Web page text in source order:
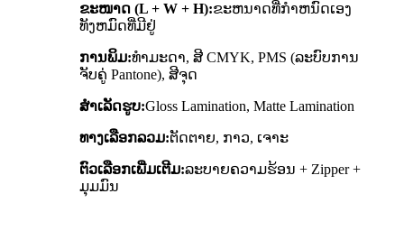
ຂະໜາດ (L + W + H):ຂະຫນາດທີ່ກໍາຫນົດເອງ
ທັງຫມົດທີ່ມີຢູ່
ການພິມ:ທຳມະດາ, ສີ CMYK, PMS (ລະບົບການ
ຈັບຄູ່ Pantone), ສີຈຸດ
ສໍາເລັດຮູບ:Gloss Lamination, Matte Lamination
ທາງເລືອກລວມ:ຕັດຕາຍ, ກາວ, ເຈາະ
ຕົວເລືອກເພີ່ມເຕີມ:ລະບາຍຄວາມຮ້ອນ + Zipper +
ມຸມມົນ